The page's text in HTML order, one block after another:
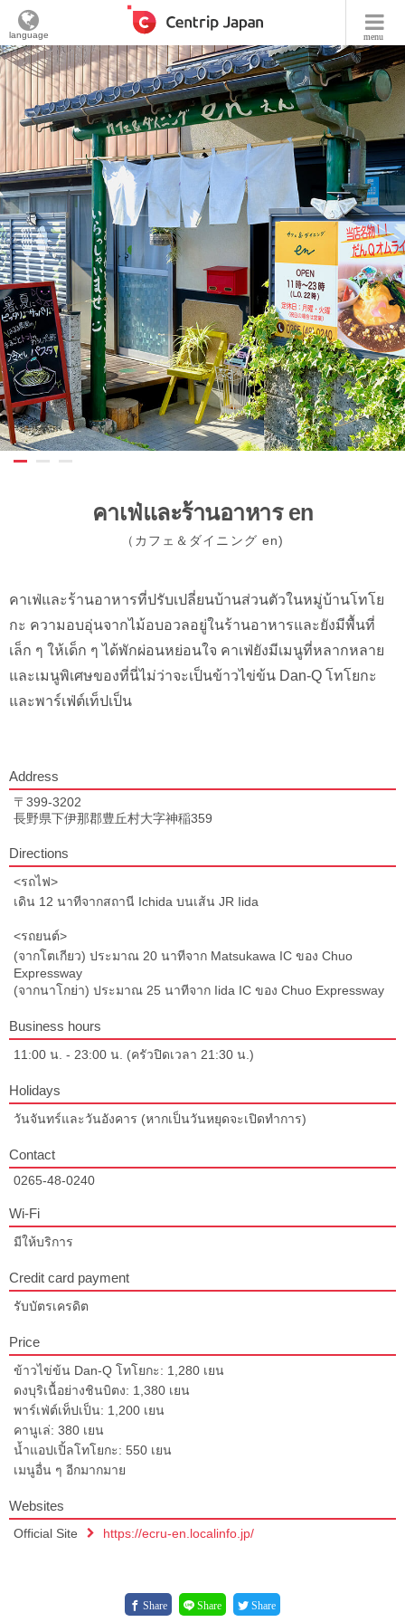
menu
language
คาเฟ่และร้านอาหาร en
（カフェ＆ダイニング en)
คาเฟ่และร้านอาหารที่ปรับเปลี่ยนบ้านส่วนตัวในหมู่บ้านโทโย
กะ ความอบอุ่นจากไม้อบอวลอยู่ในร้านอาหารและยังมีพื้นที่
เล็ก ๆ ให้เด็ก ๆ ได้พักผ่อนหย่อนใจ คาเฟ่ยังมีเมนูที่หลากหลาย
และเมนูพิเศษของที่นี่ไม่ว่าจะเป็นข้าวไข่ข้น Dan-Q โทโยกะ
และพาร์เฟ่ต์เท็ปเป็น
Address
〒399-3202
長野県下伊那郡豊丘村大字神稲359
Directions
<รถไฟ>
เดิน 12 นาทีจากสถานี Ichida บนเส้น JR Iida
<รถยนต์>
(จากโตเกียว) ประมาณ 20 นาทีจาก Matsukawa IC ของ Chuo
Expressway
(จากนาโกย่า) ประมาณ 25 นาทีจาก Iida IC ของ Chuo Expressway
Business hours
11:00 น. - 23:00 น. (ครัวปิดเวลา 21:30 น.)
Holidays
วันจันทร์และวันอังคาร (หากเป็นวันหยุดจะเปิดทำการ)
Contact
0265-48-0240
Wi-Fi
มีให้บริการ
Credit card payment
รับบัตรเครดิต
Price
ข้าวไข่ข้น Dan-Q โทโยกะ: 1,280 เยน
ดงบุริเนื้อย่างชินบิตง: 1,380 เยน
พาร์เฟ่ต์เท็ปเป็น: 1,200 เยน
คานูเล่: 380 เยน
น้ำแอปเปิ้ลโทโยกะ: 550 เยน
เมนูอื่น ๆ อีกมากมาย
Websites
Official Site https://ecru-en.localinfo.jp/
Share Share Share